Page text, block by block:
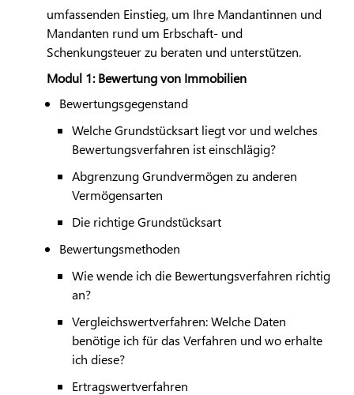
umfassenden Einstieg, um Ihre Mandantinnen und
Mandanten rund um Erbschaft- und
Schenkungsteuer zu beraten und unterstützen.
Modul 1: Bewertung von Immobilien
Bewertungsgegenstand
Welche Grundstücksart liegt vor und welches
Bewertungsverfahren ist einschlägig?
Abgrenzung Grundvermögen zu anderen
Vermögensarten
Die richtige Grundstücksart
Bewertungsmethoden
Wie wende ich die Bewertungsverfahren richtig
an?
Vergleichswertverfahren: Welche Daten
benötige ich für das Verfahren und wo erhalte
ich diese?
Ertragswertverfahren